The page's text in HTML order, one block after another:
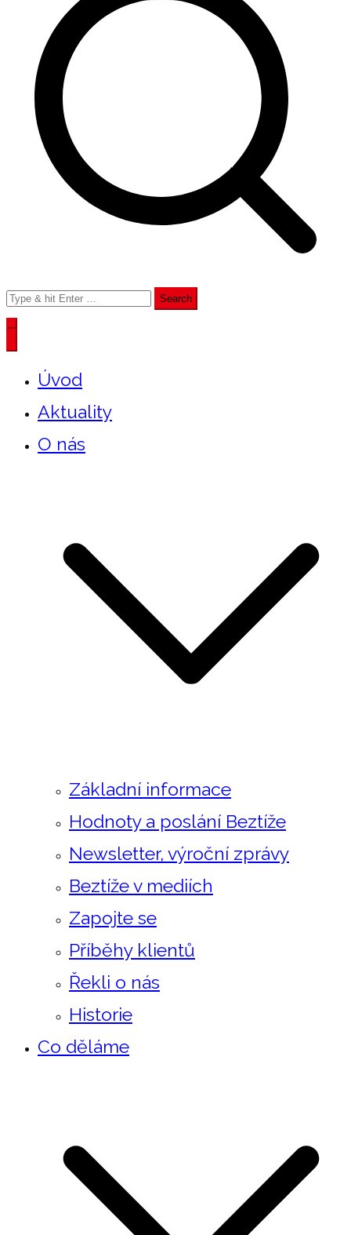
Úvod
Aktuality
O nás
Základní informace
Hodnoty a poslání Beztíže
Newsletter, výroční zprávy
Beztíže v mediích
Zapojte se
Příběhy klientů
Řekli o nás
Historie
Co děláme